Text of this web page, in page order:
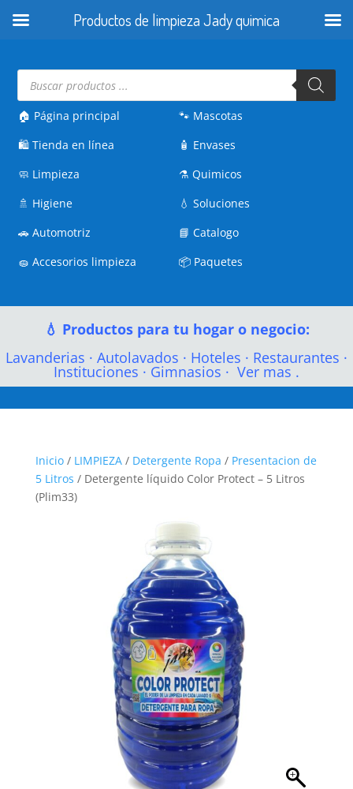
Búsqueda
productos
🏠 Página principal
🛍️Tienda en línea
🧼 Limpieza
🚿 Higiene
🚗Automotriz
🧽Accesorios limpieza
🐾 Mascotas
🧴 Envases
⚗️Quimicos
💧Soluciones
📘Catalogo
📦 Paquetes
💧 Productos para tu hogar o negocio:
Lavanderias · Autolavados · Hoteles · Restaurantes ·
Instituciones · Gimnasios · Ver mas .
Inicio/ LIMPIEZA/ Detergente Ropa / Presentacion de
5 Litros / Detergente líquido Color Protect – 5 Litros
(Plim33)
Productos de limpieza Jady quimica